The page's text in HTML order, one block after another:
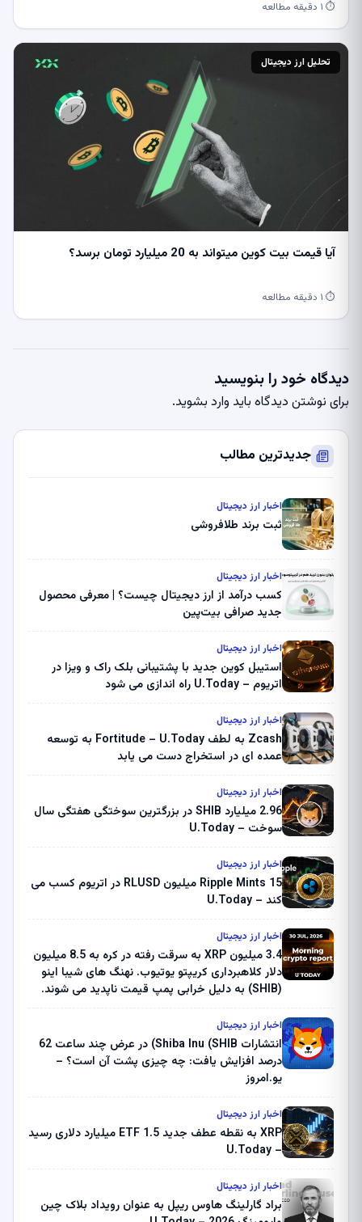
تحلیل ارز دیجیتال
آیا قیمت بیت کوین میتواند به 20 میلیارد تومان برسد؟
خود را بنویسید
نوشتن دیدگاه بایدوارد بشوید.
جدیدترین مطالب
اخبار ارز دیجیتال
ثبت برند طلافروشی
اخبار ارز دیجیتال
کسب درآمد از ارز دیجیتال چیست؟ | معرفی محصول
جدید صرافی بیت‌پین
اخبار ارز دیجیتال
استیبل کوین جدید با پشتیبانی بلک راک و ویزا در
اتریوم – U.Today راه اندازی می شود
اخبار ارز دیجیتال
Zcash به لطف Fortitude – U.Today به توسعه
عمده ای در استخراج دست می یابد
اخبار ارز دیجیتال
2.96 میلیارد SHIB در بزرگترین سوختگی هفتگی سال
سوخت – U.Today
اخبار ارز دیجیتال
Ripple Mints 15 میلیون RLUSD در اتریوم کسب می
کند – U.Today
اخبار ارز دیجیتال
3.4 میلیون XRP به سرقت رفته در کره به 8.5 میلیون
دلار کلاهبرداری کریپتو یوتیوب. نهنگ های شیبا اینو
(SHIB) به دلیل خرابی پمپ قیمت ناپدید می شوند.
ثبت کرد – گزارش کریپتو صبح – U.Today
اخبار ارز دیجیتال
انتشارات Shiba Inu (SHIB) در عرض چند ساعت 62
درصد افزایش یافت: چه چیزی پشت آن است؟ –
یو.امروز
اخبار ارز دیجیتال
XRP به نقطه عطف جدید ETF 1.5 میلیارد دلاری رسید
– U.Today
اخبار ارز دیجیتال
براد گارلینگ هاوس ریپل به عنوان رویداد بلاک چین